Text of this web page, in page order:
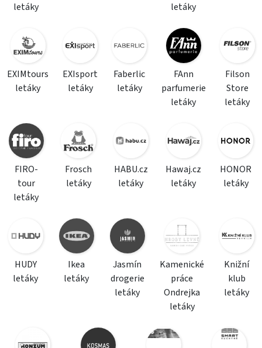
letáky
letáky
EXIMtours
letáky
EXIsport
letáky
Faberlic
letáky
FAnn
parfumerie
letáky
Filson
Store
letáky
FIRO-
tour
letáky
Frosch
letáky
HABU.cz
letáky
Hawaj.cz
letáky
HONOR
letáky
HUDY
letáky
Ikea
letáky
Jasmín
drogerie
letáky
Kamenické
práce
Ondrejka
letáky
Knižní
klub
letáky